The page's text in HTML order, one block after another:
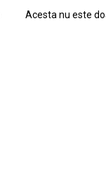
Acesta nu este